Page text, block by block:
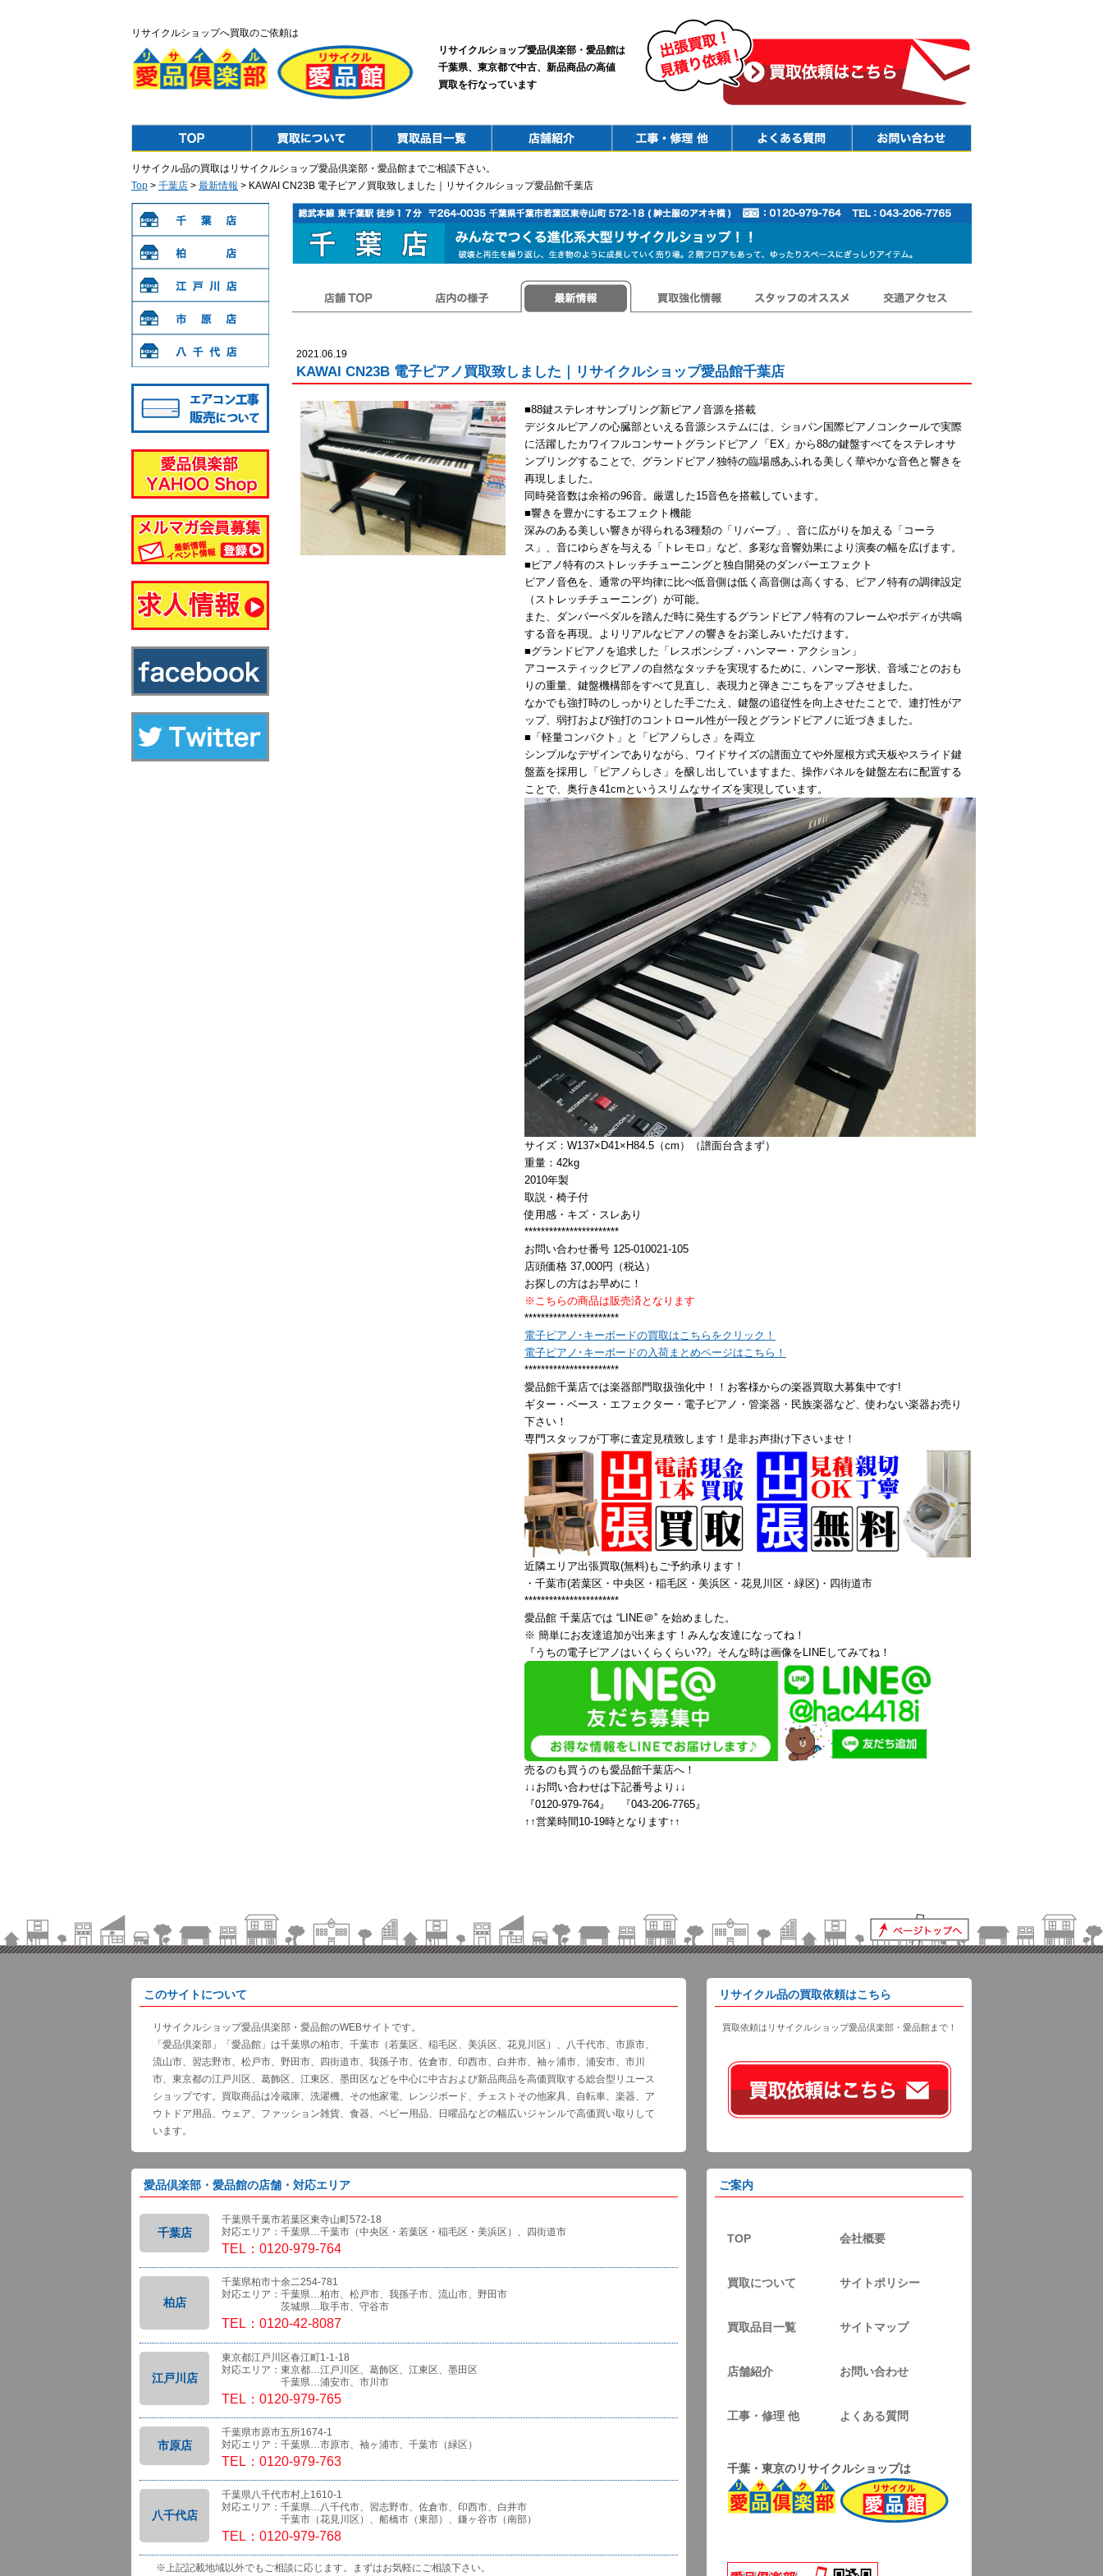
リサイクルショップへ買取のご依頼は
リサイクルショップ愛品倶楽部・愛品館は
千葉県、東京都で中古、新品商品の高値
買取を行なっています
リサイクル品の買取はリサイクルショップ愛品倶楽部・愛品館までご相談下さい。
Top > 千葉店 > 最新情報 > KAWAI CN23B 電子ピアノ買取致しました｜リサイクルショップ愛品館千葉店
2021.06.19
KAWAI CN23B 電子ピアノ買取致しました｜リサイクルショップ愛品館千葉店
■88鍵ステレオサンプリング新ピアノ音源を搭載
デジタルピアノの心臓部といえる音源システムには、ショパン国際ピアノコンクールで実際
に活躍したカワイフルコンサートグランドピアノ「EX」から88の鍵盤すべてをステレオサ
ンプリングすることで、グランドピアノ独特の臨場感あふれる美しく華やかな音色と響きを
再現しました。
同時発音数は余裕の96音。厳選した15音色を搭載しています。
■響きを豊かにするエフェクト機能
深みのある美しい響きが得られる3種類の「リバーブ」、音に広がりを加える「コーラ
ス」、音にゆらぎを与える「トレモロ」など、多彩な音響効果により演奏の幅を広げます。
■ピアノ特有のストレッチチューニングと独自開発のダンパーエフェクト
ピアノ音色を、通常の平均律に比べ低音側は低く高音側は高くする、ピアノ特有の調律設定
（ストレッチチューニング）が可能。
また、ダンパーペダルを踏んだ時に発生するグランドピアノ特有のフレームやボディが共鳴
する音を再現。よりリアルなピアノの響きをお楽しみいただけます。
■グランドピアノを追求した「レスポンシブ・ハンマー・アクション」
アコースティックピアノの自然なタッチを実現するために、ハンマー形状、音域ごとのおも
りの重量、鍵盤機構部をすべて見直し、表現力と弾きごこちをアップさせました。
なかでも強打時のしっかりとした手ごたえ、鍵盤の追従性を向上させたことで、連打性がア
ップ、弱打および強打のコントロール性が一段とグランドピアノに近づきました。
■「軽量コンパクト」と「ピアノらしさ」を両立
シンプルなデザインでありながら、ワイドサイズの譜面立てや外屋根方式天板やスライド鍵
盤蓋を採用し「ピアノらしさ」を醸し出していますまた、操作パネルを鍵盤左右に配置する
ことで、奥行き41cmというスリムなサイズを実現しています。
サイズ：W137×D41×H84.5（cm）（譜面台含まず）
重量：42kg
2010年製
取説・椅子付
使用感・キズ・スレあり
***********************
お問い合わせ番号 125-010021-105
店頭価格 37,000円（税込）
お探しの方はお早めに！
※こちらの商品は販売済となります
***********************
電子ピアノ･キーボードの買取はこちらをクリック！
電子ピアノ･キーボードの入荷まとめページはこちら！
***********************
愛品館千葉店では楽器部門取扱強化中！！お客様からの楽器買取大募集中です!
ギター・ベース・エフェクター・電子ピアノ・管楽器・民族楽器など、使わない楽器お売り
下さい！
専門スタッフが丁寧に査定見積致します！是非お声掛け下さいませ！
近隣エリア出張買取(無料)もご予約承ります！
・千葉市(若葉区・中央区・稲毛区・美浜区・花見川区・緑区)・四街道市
***********************
愛品館 千葉店では “LINE＠” を始めました。
※ 簡単にお友達追加が出来ます！みんな友達になってね！
『うちの電子ピアノはいくらくらい??』そんな時は画像をLINEしてみてね！
売るのも買うのも愛品館千葉店へ！
↓↓お問い合わせは下記番号より↓↓
『0120-979-764』 『043-206-7765』
↑↑営業時間10-19時となります↑↑
このサイトについて
リサイクルショップ愛品倶楽部・愛品館のWEBサイトです。
「愛品倶楽部」「愛品館」は千葉県の柏市、千葉市（若葉区、稲毛区、美浜区、花見川区）、八千代市、市原市、
流山市、習志野市、松戸市、野田市、四街道市、我孫子市、佐倉市、印西市、白井市、袖ヶ浦市、浦安市、市川
市、東京都の江戸川区、葛飾区、江東区、墨田区などを中心に中古および新品商品を高価買取する総合型リユース
ショップです。買取商品は冷蔵庫、洗濯機、その他家電、レンジボード、チェストその他家具、自転車、楽器、ア
ウトドア用品、ウェア、ファッション雑貨、食器、ベビー用品、日曜品などの幅広いジャンルで高価買い取りして
います。
リサイクル品の買取依頼はこちら
買取依頼はリサイクルショップ愛品倶楽部・愛品館まで！
愛品倶楽部・愛品館の店舗・対応エリア
千葉店
千葉県千葉市若葉区東寺山町572-18
対応エリア：千葉県…千葉市（中央区・若葉区・稲毛区・美浜区）、四街道市
TEL：0120-979-764
柏店
千葉県柏市十余二254-781
対応エリア：千葉県…柏市、松戸市、我孫子市、流山市、野田市
茨城県…取手市、守谷市
TEL：0120-42-8087
江戸川店
東京都江戸川区春江町1-1-18
対応エリア：東京都…江戸川区、葛飾区、江東区、墨田区
千葉県…浦安市、市川市
TEL：0120-979-765
市原店
千葉県市原市五所1674-1
対応エリア：千葉県…市原市、袖ヶ浦市、千葉市（緑区）
TEL：0120-979-763
八千代店
千葉県八千代市村上1610-1
対応エリア：千葉県…八千代市、習志野市、佐倉市、印西市、白井市
千葉市（花見川区）、船橋市（東部）、鎌ヶ谷市（南部）
TEL：0120-979-768
※上記記載地域以外でもご相談に応じます。まずはお気軽にご相談下さい。
ご案内
TOP 会社概要
買取について サイトポリシー
買取品目一覧 サイトマップ
店舗紹介 お問い合わせ
工事・修理 他 よくある質問
千葉・東京のリサイクルショップは